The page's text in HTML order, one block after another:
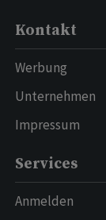
Kontakt
Werbung
Unternehmen
Impressum
Services
Anmelden